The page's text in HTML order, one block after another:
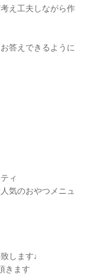
え工夫しながら作
答えできるように
ィ
気のおやつメニュ
します♩
きます